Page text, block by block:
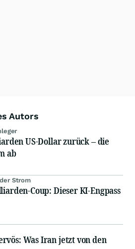
Autors
US-Dollar zurück – die
ab
Strom
Coup: Dieser KI-Engpass
Was Iran jetzt von den